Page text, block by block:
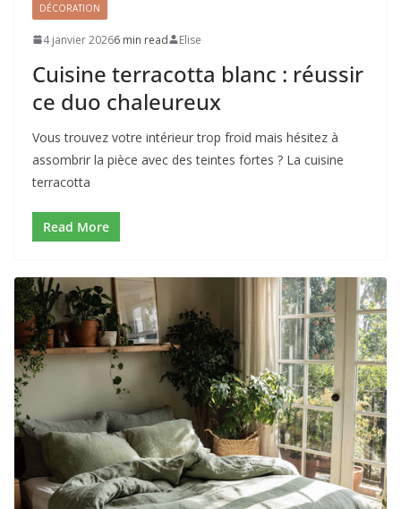
DÉCORATION
4 janvier 20266 min read Elise
Cuisine terracotta blanc : réussir
ce duo chaleureux
Vous trouvez votre intérieur trop froid mais hésitez à
assombrir la pièce avec des teintes fortes ? La cuisine
terracotta
Read More